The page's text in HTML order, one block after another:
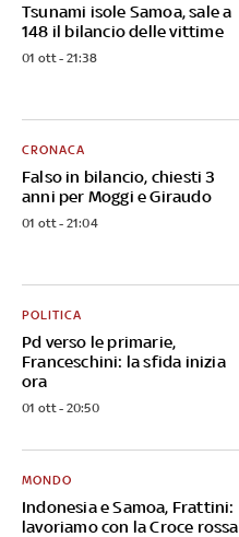
Tsunami isole Samoa, sale a
148 il bilancio delle vittime
01 ott - 21:38
Falso in bilancio, chiesti 3
anni per Moggi e Giraudo
CRONACA
01 ott - 21:04
Pd verso le primarie,
Franceschini: la sfida inizia
ora
POLITICA
01 ott - 20:50
Indonesia e Samoa, Frattini:
lavoriamo con la Croce rossa
MONDO